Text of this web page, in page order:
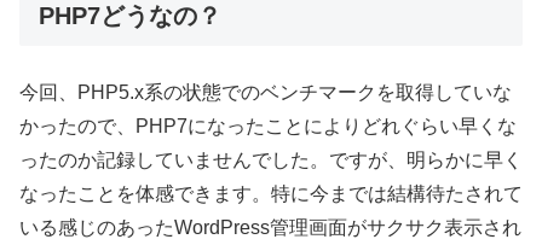
PHP7どうなの？
今回、PHP5.x系の状態でのベンチマークを取得していな
かったので、PHP7になったことによりどれぐらい早くな
ったのか記録していませんでした。ですが、明らかに早く
なったことを体感できます。特に今までは結構待たされて
いる感じのあったWordPress管理画面がサクサク表示され